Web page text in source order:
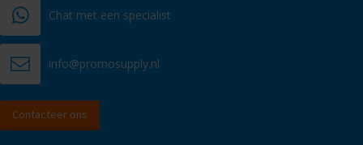
Chat met een specialist
info@promosupply.nl
Contacteer ons